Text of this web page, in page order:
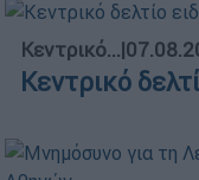
Κεντρικό...|
Κεντρικό